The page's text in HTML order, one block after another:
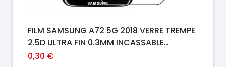
FILM SAMSUNG A72 5G 2018 VERRE TREMPE
2.5D ULTRA FIN 0.3MM INCASSABLE
(TEMPERED GLASS)
0,30 €